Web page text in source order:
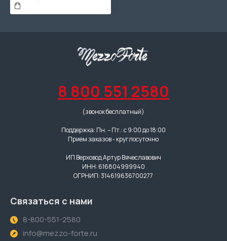
8 800 551 2580
(звонок бесплатный)
Поддержка: Пн. – Пт.: с 9:00 до 18:00
Прием заказов - круглосуточно
ИП Верховод Артур Вячеславович
ИНН: 616804999940
ОГРНИП: 314619636700277
Связаться с нами
8-800-551-2580
info@mezzo-forte.ru